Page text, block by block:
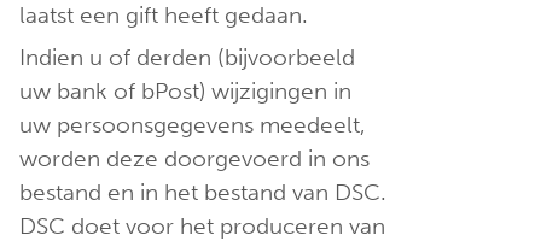
laatst een gift heeft gedaan.
Indien u of derden (bijvoorbeeld
uw bank of bPost) wijzigingen in
uw persoonsgegevens meedeelt,
worden deze doorgevoerd in ons
bestand en in het bestand van DSC.
DSC doet voor het produceren van